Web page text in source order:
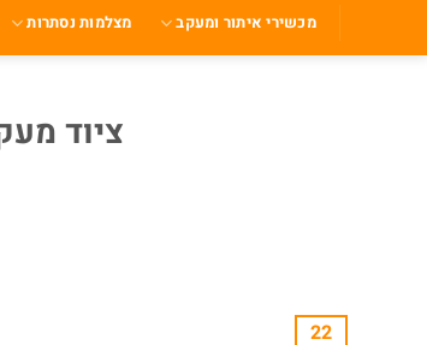
מכשירי איתור ומעקב מצלמות נסתרות
ציוד
22